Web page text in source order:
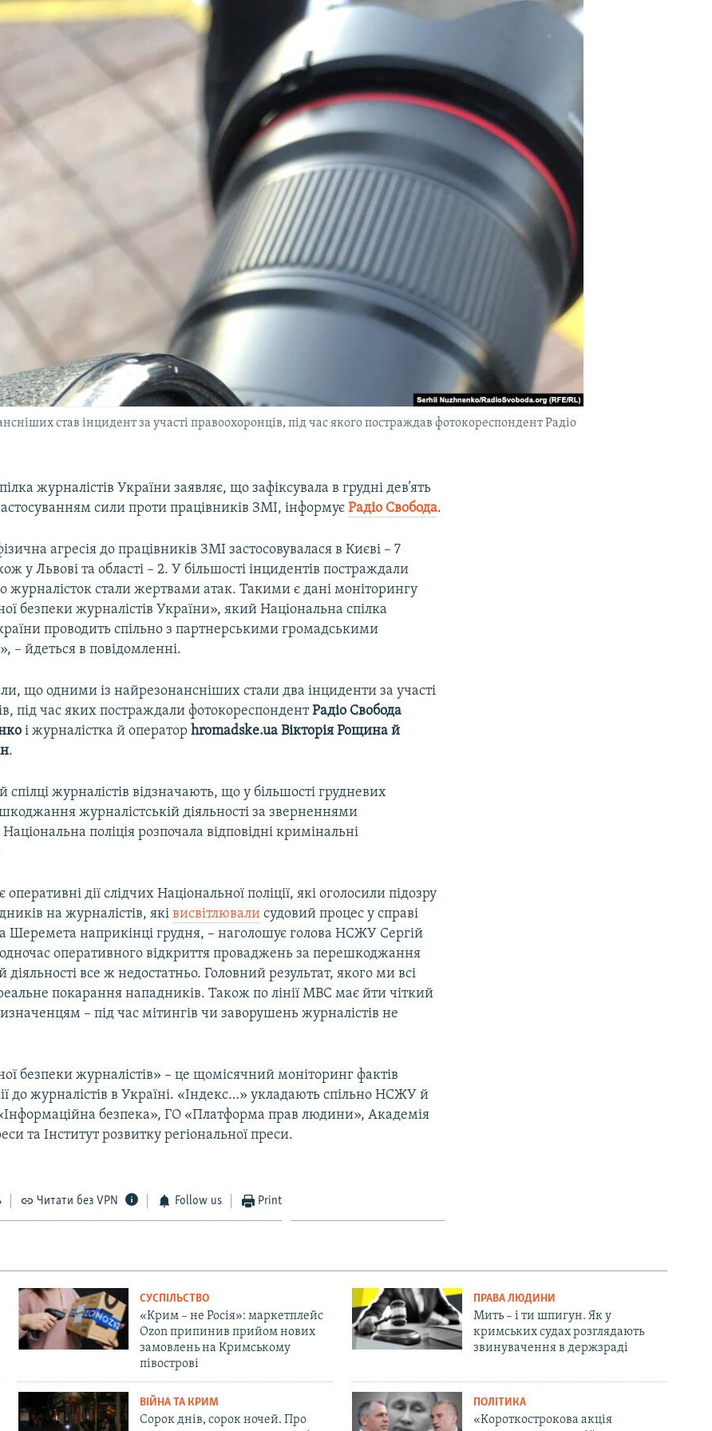
став інцидент за участі правоохоронців, під час якого постраждав фотокореспондент Радіо
журналістів України заявляє, що зафіксувала в грудні дев’ять
сили проти працівників ЗМІ, інформуєРадіо Свобода.
агресія до працівників ЗМІ застосовувалася в Києві – 7
у Львові та області – 2. У більшості інцидентів постраждали
журналісток стали жертвами атак. Такими є дані моніторингу
безпеки журналістів України», який Національна спілка
проводить спільно з партнерськими громадськими
– йдеться в повідомленні.
що одними із найрезонансніших стали два інциденти за участі
під час яких постраждали фотокореспондентРадіо Свобода
і журналістка й операторhromadske.ua Вікторія Рощина й
.
спілці журналістів відзначають, що у більшості грудневих
журналістській діяльності за зверненнями
поліція розпочала відповідні кримінальні
дії слідчих Національної поліції, які оголосили підозру
на журналістів, яківисвітлювали судовий процес у справі
Шеремета наприкінці грудня, – наголошує голова НСЖУ Сергій
оперативного відкриття проваджень за перешкоджання
діяльності все ж недостатньо. Головний результат, якого ми всі
покарання нападників. Також по лінії МВС має йти чіткий
– під час мітингів чи заворушень журналістів не
безпеки журналістів» – це щомісячний моніторинг фактів
до журналістів в Україні. «Індекс…» укладають спільно НСЖУ й
безпека», ГО «Платформа прав людини», Академія
та Інститут розвитку регіональної преси.
Читати без VPN Follow us Print
СУСПІЛЬСТВО
«Крим – не Росія»: маркетплейс
Ozon припинив прийом нових
замовлень на Кримському
півострові
ПРАВА ЛЮДИНИ
Мить – і ти шпигун. Як у
кримських судах розглядають
звинувачення в держзраді
ВІЙНА ТА КРИМ
Сорок днів, сорок ночей. Про
ПОЛІТИКА
«Короткострокова акція